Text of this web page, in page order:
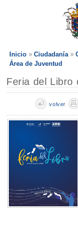
Inicio Ciudadanía
Área de Juventud
Feria del Libro
volver